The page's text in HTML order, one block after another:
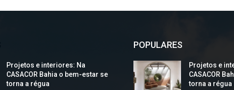
Projetos e interiores: Na
CASACOR Bahia o bem-estar se
torna a régua
POPULARES
Projetos e
CASACOR
torna a régua